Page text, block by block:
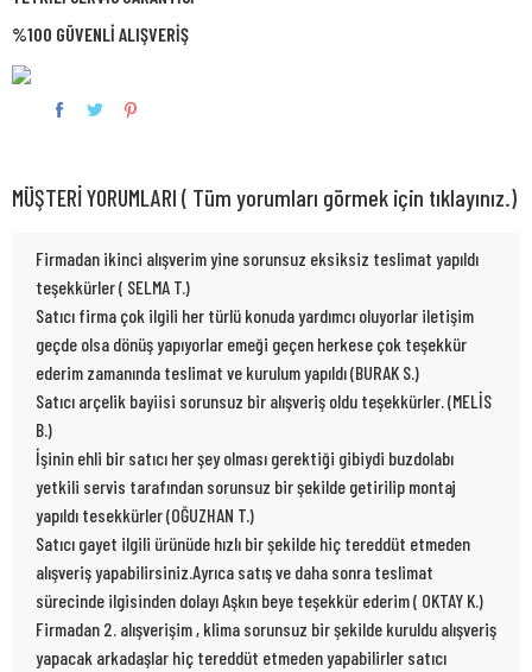
%100 GÜVENLİ ALIŞVERİŞ
MÜŞTERİ YORUMLARI ( Tüm yorumları görmek için tıklayınız.)
Firmadan ikinci alışverim yine sorunsuz eksiksiz teslimat yapıldı
teşekkürler ( SELMA T.)
Satıcı firma çok ilgili her türlü konuda yardımcı oluyorlar iletişim
geçde olsa dönüş yapıyorlar emeği geçen herkese çok teşekkür
ederim zamanında teslimat ve kurulum yapıldı (BURAK S.)
Satıcı arçelik bayiisi sorunsuz bir alışveriş oldu teşekkürler. (MELİS
B.)
İşinin ehli bir satıcı her şey olması gerektiği gibiydi buzdolabı
yetkili servis tarafından sorunsuz bir şekilde getirilip montaj
yapıldı tesekkürler (OĞUZHAN T.)
Satıcı gayet ilgili ürünüde hızlı bir şekilde hiç tereddüt etmeden
alışveriş yapabilirsiniz.Ayrıca satış ve daha sonra teslimat
sürecinde ilgisinden dolayı Aşkın beye teşekkür ederim ( OKTAY K.)
Firmadan 2. alışverişim , klima sorunsuz bir şekilde kuruldu alışveriş
yapacak arkadaşlar hiç tereddüt etmeden yapabilirler satıcı